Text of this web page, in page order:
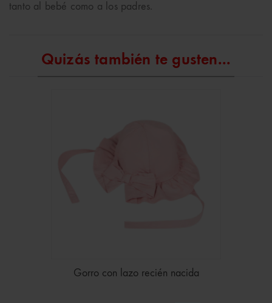
tanto al bebé como a los padres.
Quizás también te gusten...
Gorro con lazo recién nacida